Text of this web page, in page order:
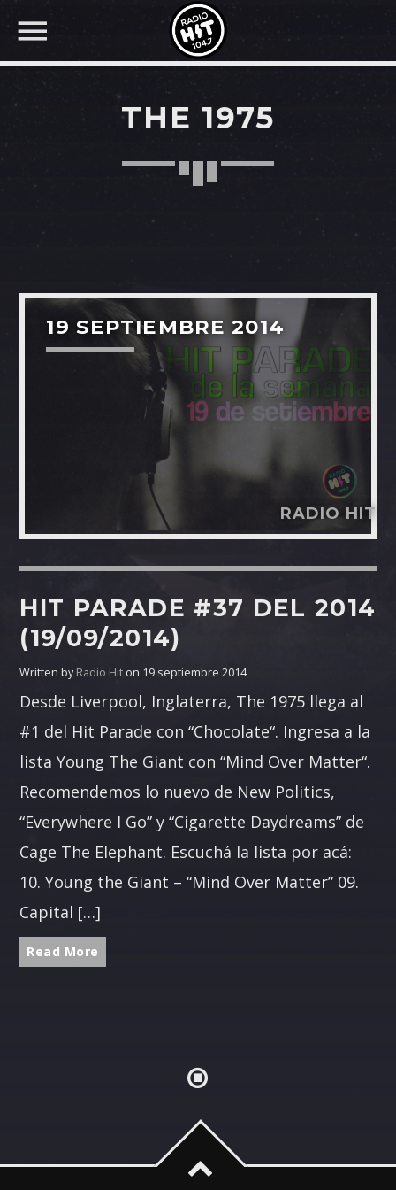
Facebook
Whatsapp
THE 1975
19 SEPTIEMBRE 2014
RADIO HIT
HIT PARADE #37 DEL 2014
(19/09/2014)
Written by Radio Hit on 19 septiembre 2014
Desde Liverpool, Inglaterra, The 1975 llega al
#1 del Hit Parade con “Chocolate“. Ingresa a la
lista Young The Giant con “Mind Over Matter“.
Recomendemos lo nuevo de New Politics,
“Everywhere I Go” y “Cigarette Daydreams” de
Cage The Elephant. Escuchá la lista por acá:
10. Young the Giant – “Mind Over Matter” 09.
Capital […]
Read More